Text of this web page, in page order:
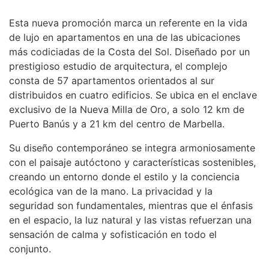
Esta nueva promoción marca un referente en la vida
de lujo en apartamentos en una de las ubicaciones
más codiciadas de la Costa del Sol. Diseñado por un
prestigioso estudio de arquitectura, el complejo
consta de 57 apartamentos orientados al sur
distribuidos en cuatro edificios. Se ubica en el enclave
exclusivo de la Nueva Milla de Oro, a solo 12 km de
Puerto Banús y a 21 km del centro de Marbella.
Su diseño contemporáneo se integra armoniosamente
con el paisaje autóctono y características sostenibles,
creando un entorno donde el estilo y la conciencia
ecológica van de la mano. La privacidad y la
seguridad son fundamentales, mientras que el énfasis
en el espacio, la luz natural y las vistas refuerzan una
sensación de calma y sofisticación en todo el
conjunto.